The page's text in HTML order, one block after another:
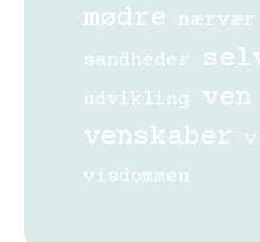
mødre nærvær
sandheder
udvikling ven
venskaber
visdommen